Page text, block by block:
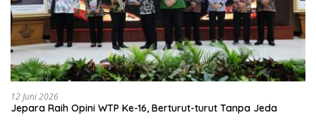
12 Juni 2026
Jepara Raih Opini WTP Ke-16, Berturut-turut Tanpa Jeda